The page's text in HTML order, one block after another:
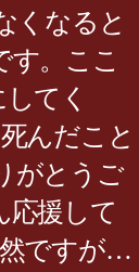
くなると
。ここ
てく
んだこと
がとうご
応援して
然ですが…